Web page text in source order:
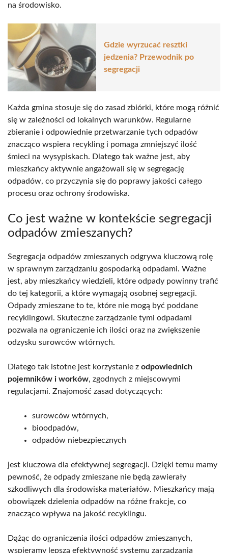
na środowisko.
Gdzie wyrzucać resztki
jedzenia? Przewodnik po
segregacji
Każda gmina stosuje się do zasad zbiórki, które mogą różnić
się w zależności od lokalnych warunków. Regularne
zbieranie i odpowiednie przetwarzanie tych odpadów
znacząco wspiera recykling i pomaga zmniejszyć ilość
śmieci na wysypiskach. Dlatego tak ważne jest, aby
mieszkańcy aktywnie angażowali się w segregację
odpadów, co przyczynia się do poprawy jakości całego
procesu oraz ochrony środowiska.
Co jest ważne w kontekście segregacji
odpadów zmieszanych?
Segregacja odpadów zmieszanych odgrywa kluczową rolę
w sprawnym zarządzaniu gospodarką odpadami. Ważne
jest, aby mieszkańcy wiedzieli, które odpady powinny trafić
do tej kategorii, a które wymagają osobnej segregacji.
Odpady zmieszane to te, które nie mogą być poddane
recyklingowi. Skuteczne zarządzanie tymi odpadami
pozwala na ograniczenie ich ilości oraz na zwiększenie
odzysku surowców wtórnych.
Dlatego tak istotne jest korzystanie z odpowiednich
pojemników i worków, zgodnych z miejscowymi
regulacjami. Znajomość zasad dotyczących:
surowców wtórnych,
bioodpadów,
odpadów niebezpiecznych
jest kluczowa dla efektywnej segregacji. Dzięki temu mamy
pewność, że odpady zmieszane nie będą zawierały
szkodliwych dla środowiska materiałów. Mieszkańcy mają
obowiązek dzielenia odpadów na różne frakcje, co
znacząco wpływa na jakość recyklingu.
Dążąc do ograniczenia ilości odpadów zmieszanych,
wspieramy lepszą efektywność systemu zarządzania